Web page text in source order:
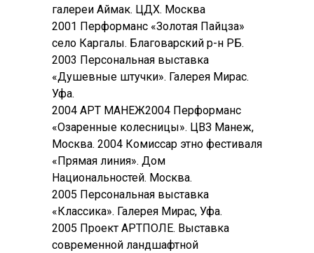
галереи Аймак. ЦДХ. Москва
2001 Перформанс «Золотая Пайцза»
село Каргалы. Благоварский р-н РБ.
2003 Персональная выставка
«Душевные штучки». Галерея Мирас.
Уфа.
2004 АРТ МАНЕЖ2004 Перформанс
«Озаренные колесницы». ЦВЗ Манеж,
Москва. 2004 Комиссар этно фестиваля
«Прямая линия». Дом
Национальностей. Москва.
2005 Персональная выставка
«Классика». Галерея Мирас, Уфа.
2005 Проект АРТПОЛЕ. Выставка
современной ландшафтной